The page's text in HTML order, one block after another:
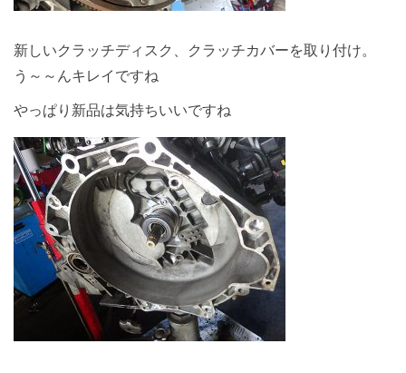
新しいクラッチディスク、クラッチカバーを取り付け。
う～～んキレイですね
やっぱり新品は気持ちいいですね